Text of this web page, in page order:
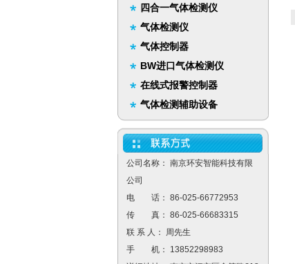
四合一气体检测仪
气体检测仪
气体控制器
BW进口气体检测仪
在线式报警控制器
气体检测辅助设备
公司名称： 南京环安智能科技有限
公司
电 话： 86-025-66772953
传 真： 86-025-66683315
联 系 人： 周先生
手 机： 13852298983